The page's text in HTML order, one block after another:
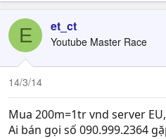
E et_ct
Youtube Master Race
14/3/14
Mua 200m=1tr vnd server
Ai bán gọi số 090.999.2364